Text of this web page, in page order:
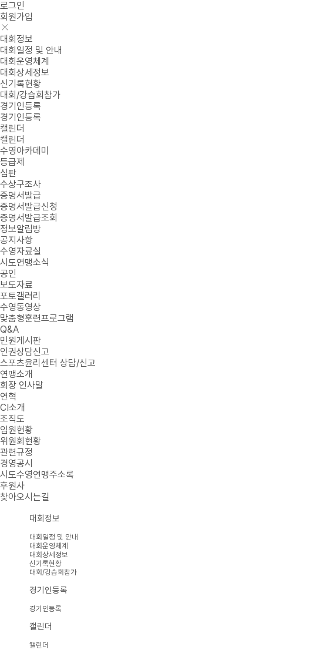
로그인
회원가입
대회정보
대회일정 및 안내
대회운영체계
대회상세정보
신기록현황
대회/강습회참가
경기인등록
경기인등록
캘린더
캘린더
수영아카데미
등급제
심판
수상구조사
증명서발급
증명서발급신청
증명서발급조회
정보알림방
공지사항
수영자료실
시도연맹소식
공인
보도자료
포토갤러리
수영동영상
맞춤형훈련프로그램
Q&A
민원게시판
인권상담신고
스포츠윤리센터 상담/신고
연맹소개
회장 인사말
연혁
CI소개
조직도
임원현황
위원회현황
관련규정
경영공시
시도수영연맹주소록
후원사
찾아오시는길
대회정보
대회일정 및 안내
대회운영체계
대회상세정보
신기록현황
대회/강습회참가
경기인등록
경기인등록
캘린더
캘린더